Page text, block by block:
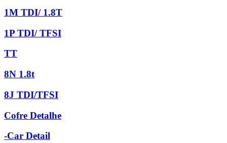
1M TDI/ 1.8T
1P TDI/ TFSI
TT
8N 1.8t
8J TDI/TFSI
Cofre Detalhe
-Car Detail